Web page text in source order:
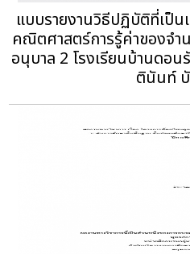
แบบรายงานวิธีปฏิบัติที่เป็
คณิตศาสตร์การรู้ค่าของจ
อนุบาล 2 โรงเรียนบ้านดอน
ตินันท์